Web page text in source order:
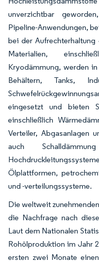
unverzichtbar
Pipeline-Anwendungen,
bei der Aufrechterhaltung
Materialien,
Kryodämmung, werden
Behältern, Tanks,
eingesetzt und bieten
einschließlich
Verteiler, Abgasanlagen
auch
Ölplattformen,
und -verteilungssysteme.
Die weltweit
die Nachfrage nach
Laut dem Nationalen
Rohölproduktion im Jahr
ersten zwei Monate